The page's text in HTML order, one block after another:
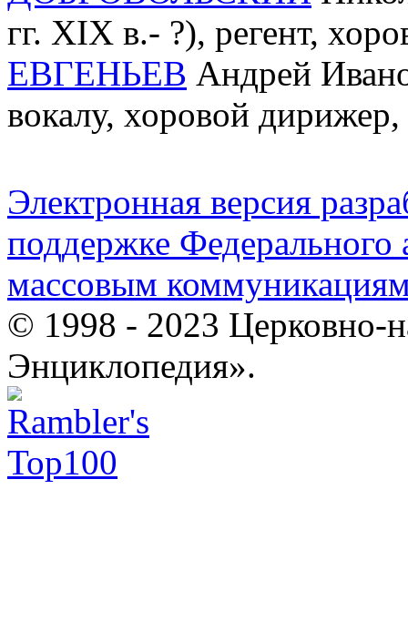
гг. XIX в.- ?), регент,
ЕВГЕНЬЕВ Андрей
вокалу, хоровой
Электронная версия
поддержке Федерального
массовым
© 1998 - 2023 Церковно-
Энциклопедия».